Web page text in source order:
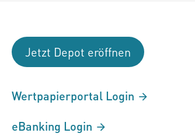
Jetzt Depot eröffnen
Wertpapierportal Login
eBanking Login